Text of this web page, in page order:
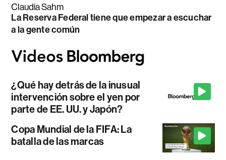
Claudia Sahm
La Reserva Federal tiene que empezar a escuchar
a la gente común
¿Qué hay detrás de la inusual
intervención sobre el yen por
parte de EE. UU. y Japón?
Copa Mundial de la FIFA: La
batalla de las marcas